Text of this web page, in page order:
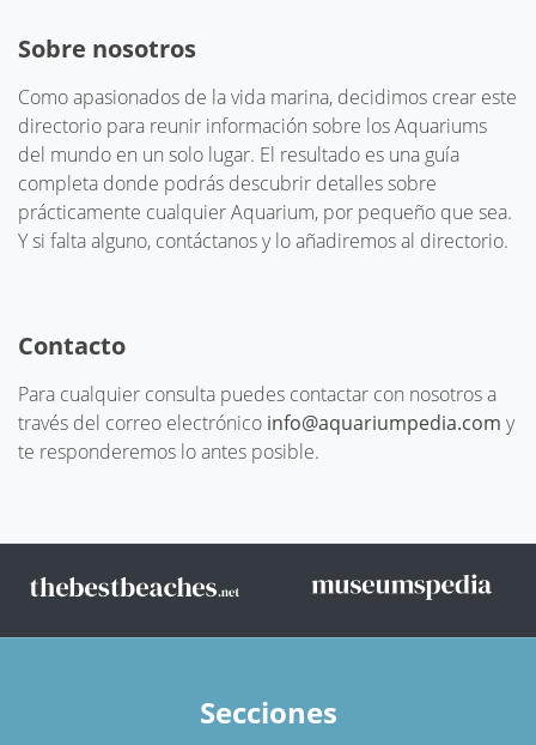
Sobre nosotros
Como apasionados de la vida marina, decidimos crear este
directorio para reunir información sobre los Aquariums
del mundo en un solo lugar. El resultado es una guía
completa donde podrás descubrir detalles sobre
prácticamente cualquier Aquarium, por pequeño que sea.
Y si falta alguno, contáctanos y lo añadiremos al directorio.
Contacto
Para cualquier consulta puedes contactar con nosotros a
través del correo electrónico info@aquariumpedia.com y
te responderemos lo antes posible.
Secciones